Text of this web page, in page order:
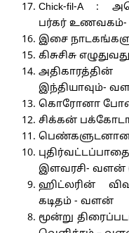
Chick-fil-A :
பர்கர்
இசை
கிசுசிசு
இந்தியாவும்-
கொரோனா
சிக்கன்
இளவரசி- வளன்
ஹிட்லரின்
கடிதம் - வளன்
மூன்று